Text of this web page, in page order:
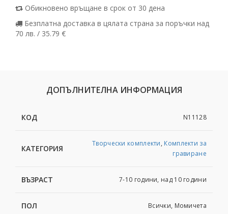
Обикновено връщане в срок от 30 дена
Безплатна доставка в цялата страна за поръчки над
70 лв. / 35.79 €
ДОПЪЛНИТЕЛНА ИНФОРМАЦИЯ
КОД N11128
КАТЕГОРИЯ
Творчески комплекти, Комплекти за
гравиране
ВЪЗРАСТ 7-10 години, над 10 години
ПОЛ Всички, Момичета